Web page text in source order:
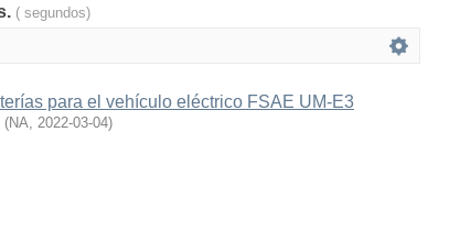
( segundos)
para el vehículo eléctrico FSAE UM-E3
(NA, 2022-03-04)